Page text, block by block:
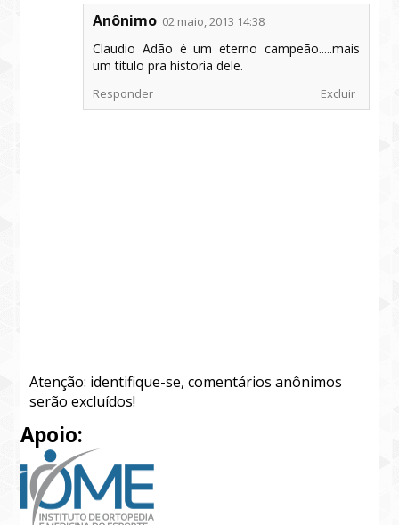
Anônimo 02 maio, 2013 14:38
Claudio Adão é um eterno campeão.....mais
um titulo pra historia dele.
Responder Excluir
Atenção: identifique-se, comentários anônimos
serão excluídos!
Apoio: